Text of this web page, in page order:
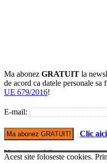
Ma abonez GRATUIT la
de acord ca datele personale
UE 679/2016!
E-mail:
Clic
Versiune mobile
Acest site foloseste cookies.